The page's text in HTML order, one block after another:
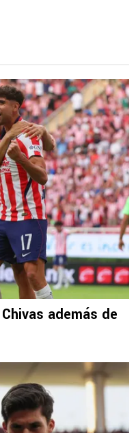
además de